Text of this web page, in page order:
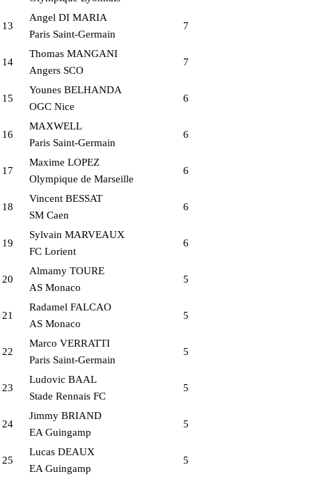
13
Angel DI MARIA
Paris Saint-Germain
7
14
Thomas MANGANI
Angers SCO
7
15
Younes BELHANDA
OGC Nice
6
16
MAXWELL
Paris Saint-Germain
6
17
Maxime LOPEZ
Olympique de Marseille
6
18
Vincent BESSAT
SM Caen
6
19
Sylvain MARVEAUX
FC Lorient
6
20
Almamy TOURE
AS Monaco
5
21
Radamel FALCAO
AS Monaco
5
22
Marco VERRATTI
Paris Saint-Germain
5
23
Ludovic BAAL
Stade Rennais FC
5
24
Jimmy BRIAND
EA Guingamp
5
25
Lucas DEAUX
EA Guingamp
5